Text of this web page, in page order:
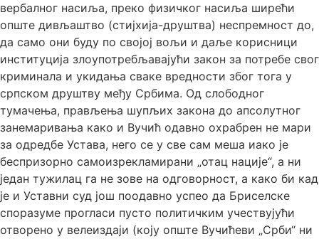
вербалног насиља, преко физичког насиља ширећи
опште дивљаштво (стијхија-друштва) неспремност до,
да само они буду по својој вољи и даље корисници
институција злоупотребљавајући закон за потребе свог
криминала и укидања сваке вредности због тога у
српском друштву међу Србима. Од слободног
тумачења, прављења шупљих закона до апсолутног
занемаривања како и Вучић одавно охрабрен не мари
за одредбе Устава, него се у све сам меша иако је
беспризорно самоизрекламирани „отац нације“, а ни
један тужилац га не зове на одговорност, а како би кад
је и Уставни суд још поодавно успео да Бриселске
споразуме прогласи пусто политичким учествујући
отворено у велеиздаји (коју опште Вучићеви „Срби“ ни